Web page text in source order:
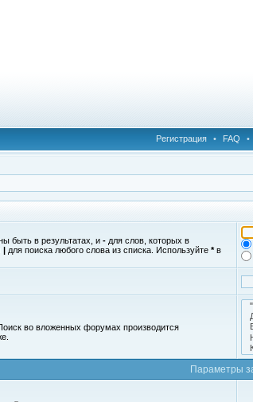
Регистрация • FAQ •
быть в результатах, и - для слов, которых в
| для поиска любого слова из списка. Используйте *в
во вложенных форумах производится
Параметры